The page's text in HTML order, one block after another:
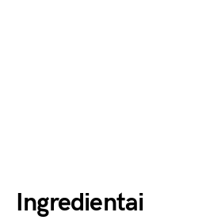
Ingredientai